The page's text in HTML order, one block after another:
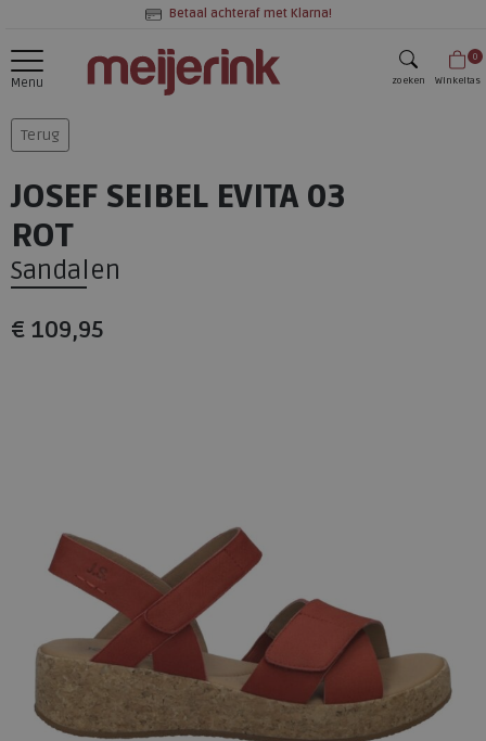
Betaal achteraf met Klarna!
Menu zoeken
0
Winkeltas
Terug
JOSEF SEIBEL EVITA 03
ROT
Sandalen
€ 109,95